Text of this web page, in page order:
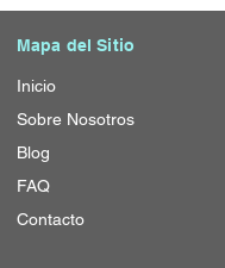
Mapa del Sitio
Inicio
Sobre Nosotros
Blog
FAQ
Contacto